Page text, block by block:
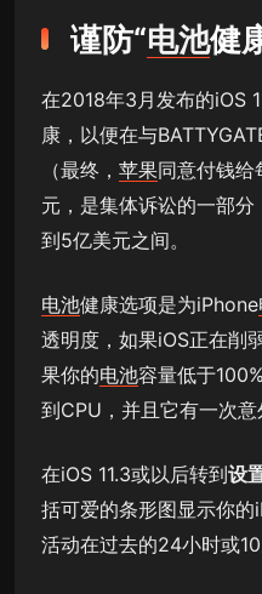
谨防“电池健
在2018年3月发布的iOS
康，以便在与
（最终， 苹果同意付钱
元，是集体诉讼的一部分
到5亿美元之间。
电池健康选项是为iPhone
透明度，如果iOS正在削
果你的电池容量低于
到CPU，并且它有一次意
在iOS 11.3或以后转到设
括可爱的条形图显示你
活动在过去的24小时或10